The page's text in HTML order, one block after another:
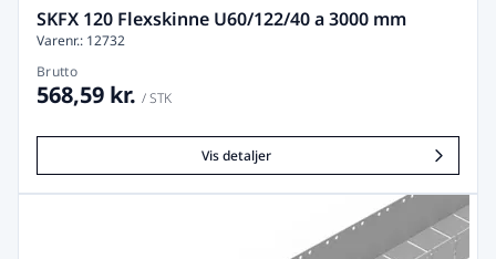
SKFX 120 Flexskinne U60/122/40 a 3000 mm
Varenr.: 12732
Brutto
568,59 kr. / STK
Vis detaljer